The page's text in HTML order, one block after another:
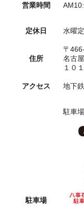
営業時間
定休日 水曜
住所
〒
名古
１０
アクセス 地下
駐車場
駐車